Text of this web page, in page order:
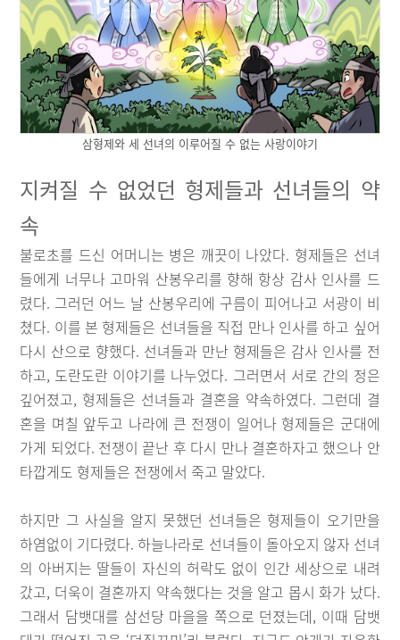
삼형제와 세 선녀의 이루어질 수 없는 사랑이야기
지켜질 수 없었던 형제들과 선녀들의 약
속
불로초를 드신 어머니는 병은 깨끗이 나았다. 형제들은 선녀
들에게 너무나 고마워 산봉우리를 향해 항상 감사 인사를 드
렸다. 그러던 어느 날 산봉우리에 구름이 피어나고 서광이 비
쳤다. 이를 본 형제들은 선녀들을 직접 만나 인사를 하고 싶어
다시 산으로 향했다. 선녀들과 만난 형제들은 감사 인사를 전
하고, 도란도란 이야기를 나누었다. 그러면서 서로 간의 정은
깊어졌고, 형제들은 선녀들과 결혼을 약속하였다. 그런데 결
혼을 며칠 앞두고 나라에 큰 전쟁이 일어나 형제들은 군대에
가게 되었다. 전쟁이 끝난 후 다시 만나 결혼하자고 했으나 안
타깝게도 형제들은 전쟁에서 죽고 말았다.
하지만 그 사실을 알지 못했던 선녀들은 형제들이 오기만을
하염없이 기다렸다. 하늘나라로 선녀들이 돌아오지 않자 선녀
의 아버지는 딸들이 자신의 허락도 없이 인간 세상으로 내려
갔고, 더욱이 결혼까지 약속했다는 것을 알고 몹시 화가 났다.
그래서 담뱃대를 삼선당 마을을 쪽으로 던졌는데, 이때 담뱃